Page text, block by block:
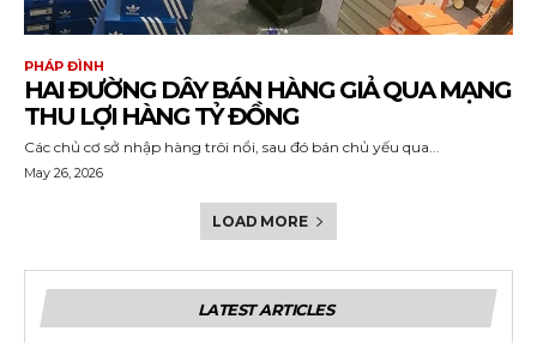
PHÁP ĐÌNH
HAI ĐƯỜNG DÂY BÁN HÀNG GIẢ QUA MẠNG
THU LỢI HÀNG TỶ ĐỒNG
Các chủ cơ sở nhập hàng trôi nổi, sau đó bán chủ yếu qua...
May 26, 2026
LOAD MORE
LATEST ARTICLES